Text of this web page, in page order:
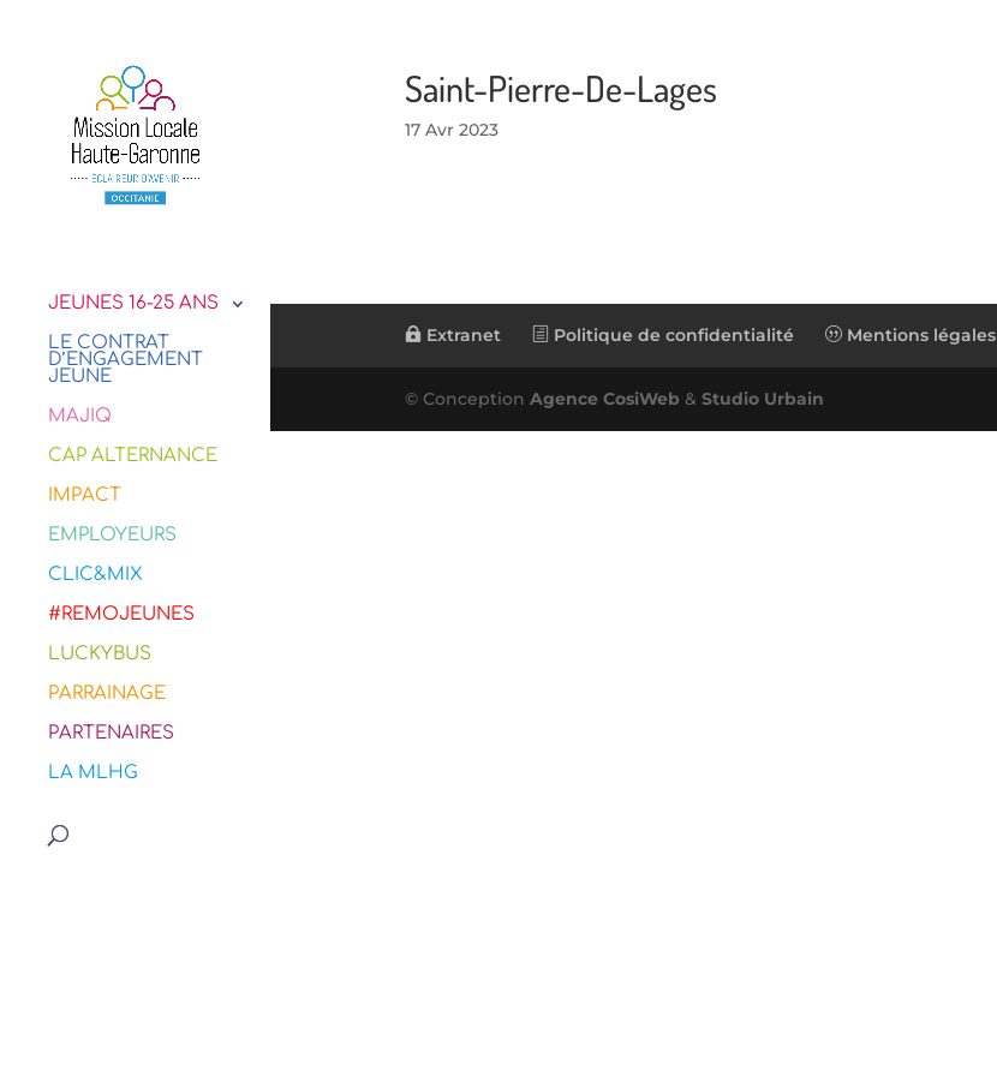
JEUNES 16-25 ANS
LE CONTRAT
D’ENGAGEMENT
JEUNE
MAJIQ
CAP ALTERNANCE
IMPACT
EMPLOYEURS
CLIC&MIX
#REMOJEUNES
LUCKYBUS
PARRAINAGE
PARTENAIRES
LA MLHG
Saint-Pierre-De-Lages
17 Avr 2023
Extranet Politique de confidentialité Mentions légales
© Conception Agence CosiWeb & Studio Urbain